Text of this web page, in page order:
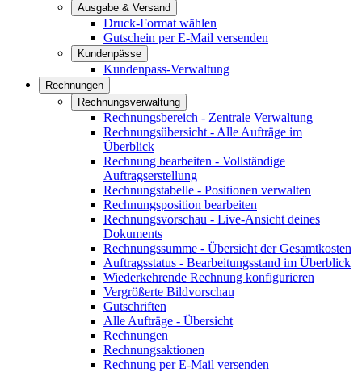
Ausgabe & Versand
Druck-Format wählen
Gutschein per E-Mail versenden
Kundenpässe
Kundenpass-Verwaltung
Rechnungen
Rechnungsverwaltung
Rechnungsbereich - Zentrale Verwaltung
Rechnungsübersicht - Alle Aufträge im
Überblick
Rechnung bearbeiten - Vollständige
Auftragserstellung
Rechnungstabelle - Positionen verwalten
Rechnungsposition bearbeiten
Rechnungsvorschau - Live-Ansicht deines
Dokuments
Rechnungssumme - Übersicht der Gesamtkosten
Auftragsstatus - Bearbeitungsstand im Überblick
Wiederkehrende Rechnung konfigurieren
Vergrößerte Bildvorschau
Gutschriften
Alle Aufträge - Übersicht
Rechnungen
Rechnungsaktionen
Rechnung per E-Mail versenden